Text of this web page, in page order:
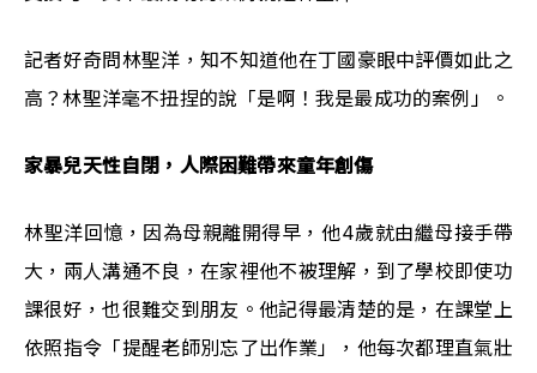
記者好奇問林聖洋，知不知道他在丁國豪眼中評價如此之
高？林聖洋毫不扭捏的說「是啊！我是最成功的案例」。
家暴兒天性自閉，人際困難帶來童年創傷
林聖洋回憶，因為母親離開得早，他4歲就由繼母接手帶
大，兩人溝通不良，在家裡他不被理解，到了學校即使功
課很好，也很難交到朋友。他記得最清楚的是，在課堂上
依照指令「提醒老師別忘了出作業」，他每次都理直氣壯